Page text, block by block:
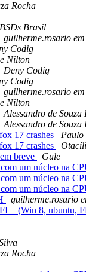
Rocha
Brasil
guilherme.rosario
Codig
Nilton
Deny Codig
Codig
guilherme.rosario
Nilton
Alessandro de Souza
Alessandro de Souza
17 crashes
Paulo
17 crashes
breve
Gule
um núcleo na
um núcleo na
um núcleo na
guilherme.rosario
+ (Win 8, ubuntu,
Rocha